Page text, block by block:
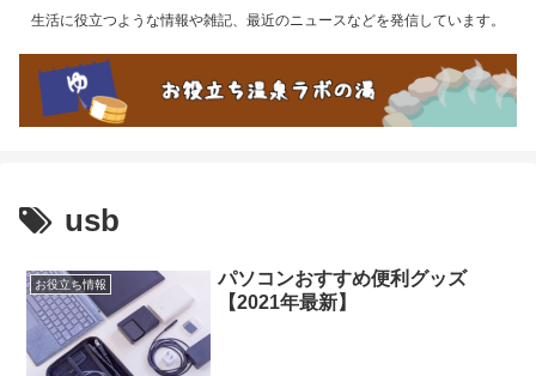
生活に役立つような情報や雑記、最近のニュースなどを発信しています。
usb
お役立ち情報
パソコンおすすめ便利グッズ
【2021年最新】